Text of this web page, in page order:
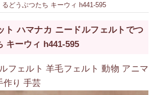
どうぶつたち キーウィ h441-595
ト ハマナカ ニードルフェルトでつ
キーウィ h441-595
フェルト 羊毛フェルト 動物 アニマ
作り 手芸